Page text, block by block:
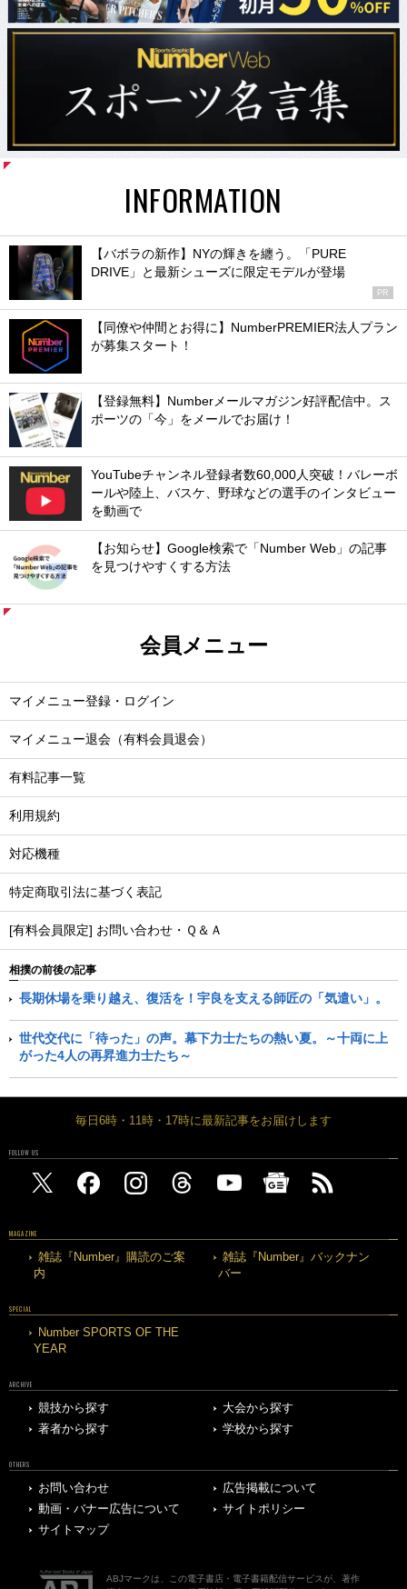
INFORMATION
【バボラの新作】NYの輝きを纏う。「PURE
DRIVE」と最新シューズに限定モデルが登場
PR
【同僚や仲間とお得に】NumberPREMIER法人プラン
が募集スタート！
【登録無料】Numberメールマガジン好評配信中。ス
ポーツの「今」をメールでお届け！
YouTubeチャンネル登録者数60,000人突破！バレーボ
ールや陸上、バスケ、野球などの選手のインタビュー
を動画で
【お知らせ】Google検索で「Number Web」の記事
を見つけやすくする方法
会員メニュー
マイメニュー登録・ログイン
マイメニュー退会（有料会員退会）
有料記事一覧
利用規約
対応機種
特定商取引法に基づく表記
[有料会員限定] お問い合わせ・Ｑ＆Ａ
相撲の前後の記事
長期休場を乗り越え、復活を！宇良を支える師匠の「気遣い」。
世代交代に「待った」の声。幕下力士たちの熱い夏。～十両に上
がった4人の再昇進力士たち～
毎日6時・11時・17時に最新記事をお届けします
FOLLOW US
MAGAZINE
雑誌『Number』購読のご案
内
雑誌『Number』バックナン
バー
SPECIAL
Number SPORTS OF THE
YEAR
ARCHIVE
競技から探す
大会から探す
著者から探す
学校から探す
OTHERS
お問い合わせ
広告掲載について
動画・バナー広告について
サイトポリシー
サイトマップ
ABJマークは、この電子書店・電子書籍配信サービスが、著作